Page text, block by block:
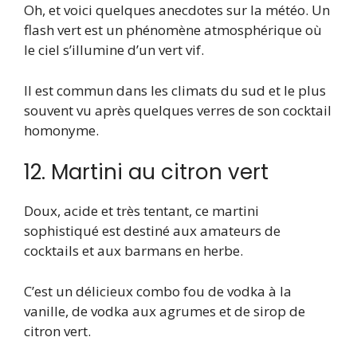
Oh, et voici quelques anecdotes sur la météo. Un
flash vert est un phénomène atmosphérique où
le ciel s’illumine d’un vert vif.
Il est commun dans les climats du sud et le plus
souvent vu après quelques verres de son cocktail
homonyme.
12. Martini au citron vert
Doux, acide et très tentant, ce martini
sophistiqué est destiné aux amateurs de
cocktails et aux barmans en herbe.
C’est un délicieux combo fou de vodka à la
vanille, de vodka aux agrumes et de sirop de
citron vert.